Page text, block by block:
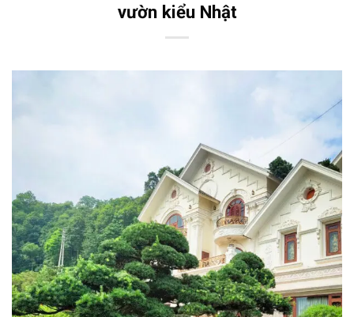
vườn kiểu Nhật